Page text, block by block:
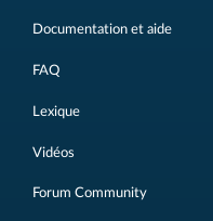
Documentation et aide
FAQ
Lexique
Vidéos
Forum Community